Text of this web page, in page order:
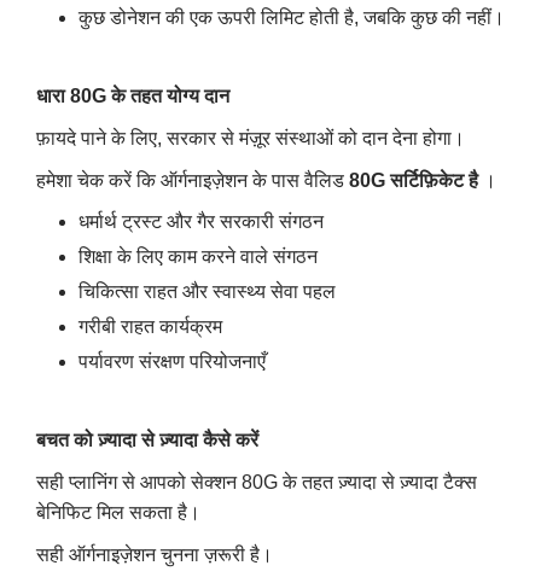
कुछ डोनेशन की एक ऊपरी लिमिट होती है, जबकि कुछ की नहीं।
धारा80Gके तहत योग्य दान
फ़ायदे पाने के लिए, सरकार से मंज़ूर संस्थाओं को दान देना होगा।
हमेशा चेक करें कि ऑर्गनाइज़ेशन के पास वैलिड 80Gसर्टिफ़िकेट है ।
धर्मार्थ ट्रस्ट और गैर सरकारी संगठन
शिक्षा के लिए काम करने वाले संगठन
चिकित्सा राहत और स्वास्थ्य सेवा पहल
गरीबी राहत कार्यक्रम
पर्यावरण संरक्षण परियोजनाएँ
बचत को ज़्यादा से ज़्यादा कैसे करें
सही प्लानिंग से आपको सेक्शन 80G के तहत ज़्यादा से ज़्यादा टैक्स
बेनिफिट मिल सकता है।
सही ऑर्गनाइज़ेशन चुनना ज़रूरी है।